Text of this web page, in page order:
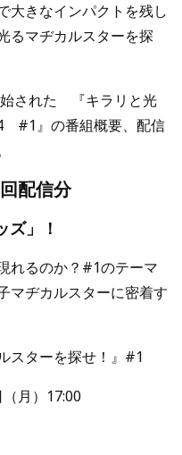
大きなインパクトを残し
るマヂカルスターを探
された 『キラリと光
#1』の番組概要、配信
配信分
」！
れるのか？#1のテーマ
マヂカルスターに密着す
スターを探せ！』#1
月）17:00